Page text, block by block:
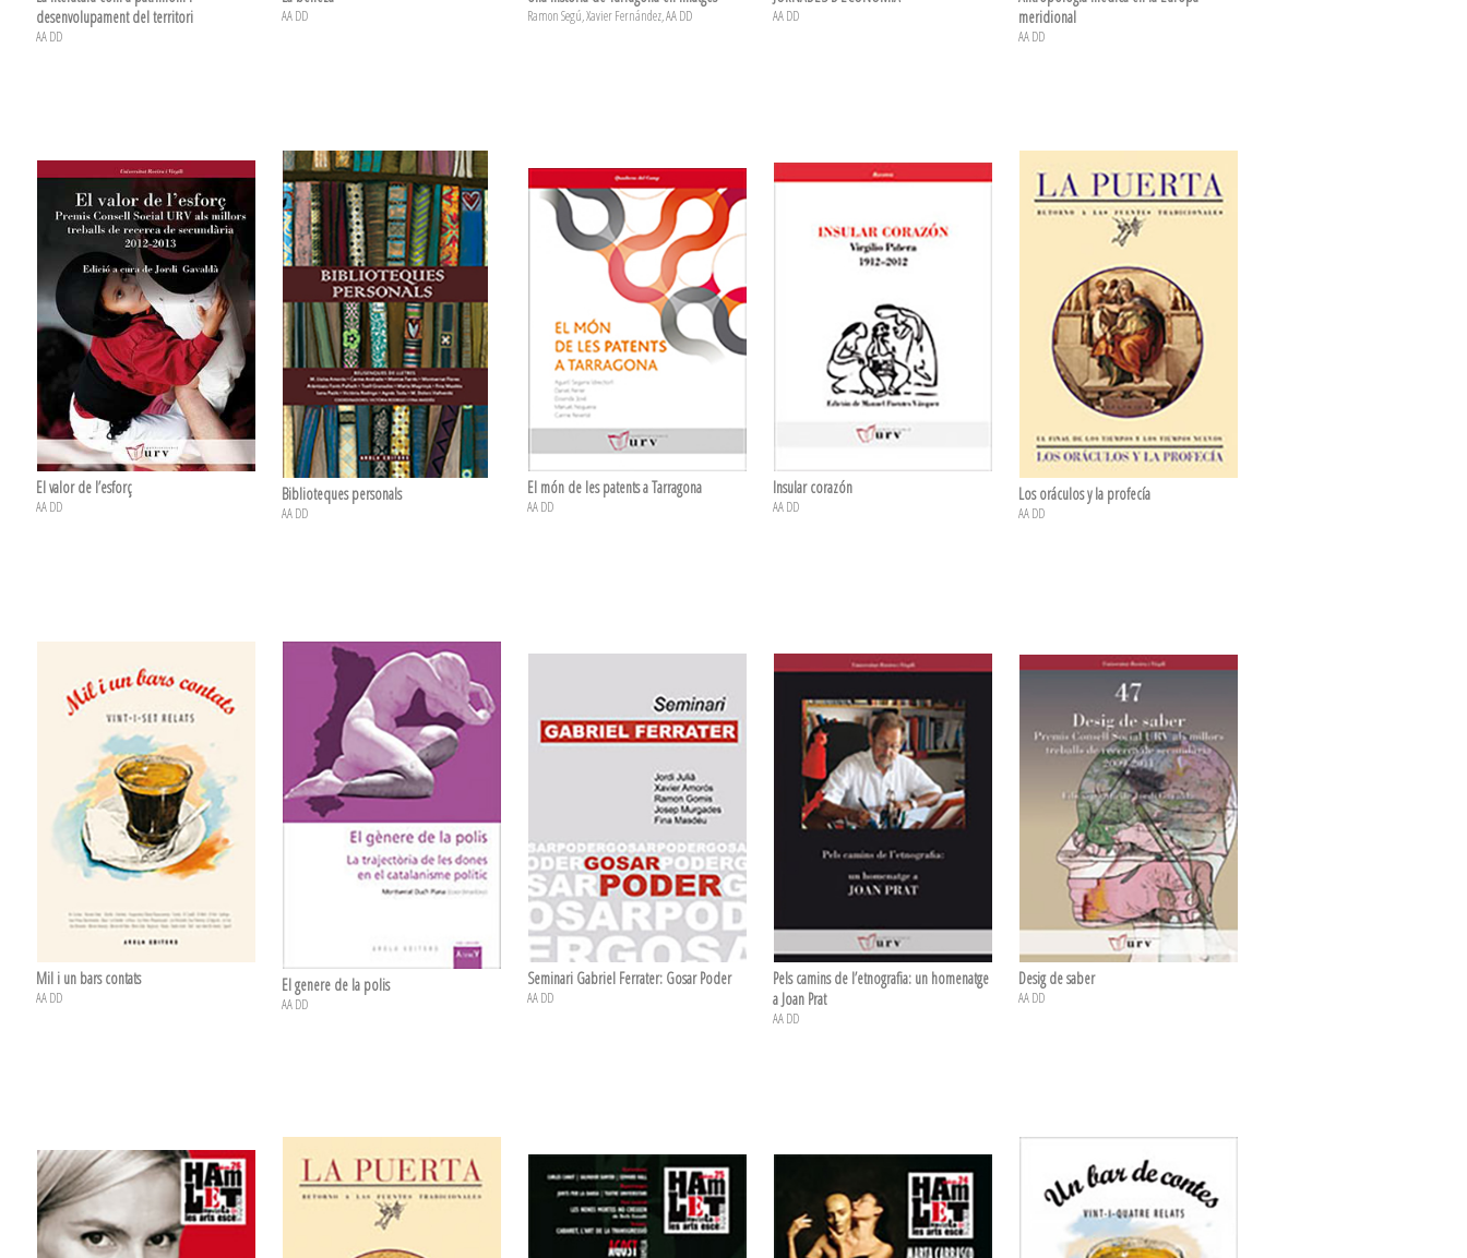
desenvolupament del territori
AA DD
AA DD Ramon Segú, Xavier Fernández, AA DD AA DD
meridional
AA DD
El valor de l’esforç
AA DD
Biblioteques personals
AA DD
El món de les patents a Tarragona
AA DD
Insular corazón
AA DD
Los oráculos y la profecía
AA DD
Mil i un bars contats
AA DD
El genere de la polis
AA DD
Seminari Gabriel Ferrater: Gosar Poder
AA DD
Pels camins de l’etnografia: un homenatge
a Joan Prat
AA DD
Desig de saber
AA DD